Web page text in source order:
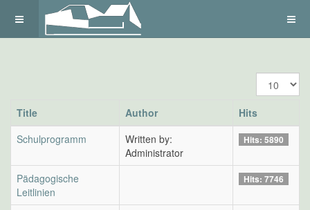
Display
#
Title
Author
Hits
Schulprogramm
Written by:
Administrator
Hits: 5890
Pädagogische
Leitlinien
Hits: 7746